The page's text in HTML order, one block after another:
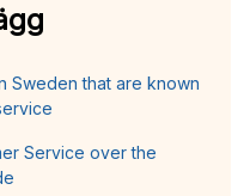
Sweden that are known
Service over the